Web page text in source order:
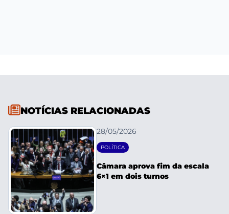
NOTÍCIAS RELACIONADAS
28/05/2026
POLÍTICA
Câmara aprova fim da escala
6×1 em dois turnos